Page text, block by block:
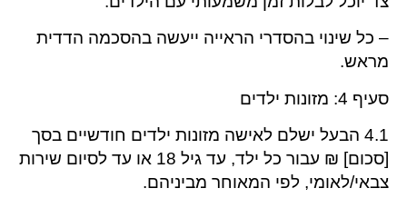
– כל שינוי בהסדרי הראייה ייעשה בהסכמה הדדית
מראש.
סעיף 4: מזונות ילדים
4.1 הבעל ישלם לאישה מזונות ילדים חודשיים בסך
[סכום] ₪ עבור כל ילד, עד גיל 18 או עד לסיום שירות
צבאי/לאומי, לפי המאוחר מביניהם.